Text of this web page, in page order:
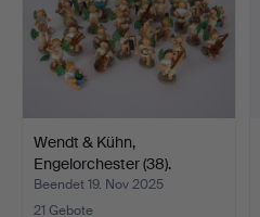
Wendt & Kühn,
Engelorchester (38).
Beendet 19. Nov 2025
21 Gebote